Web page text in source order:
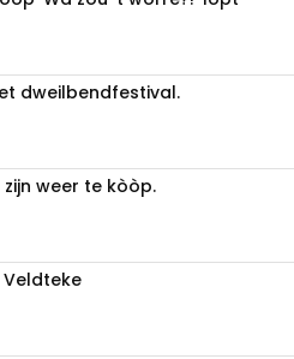
dweilbendfestival.
weer te kòòp.
Veldteke